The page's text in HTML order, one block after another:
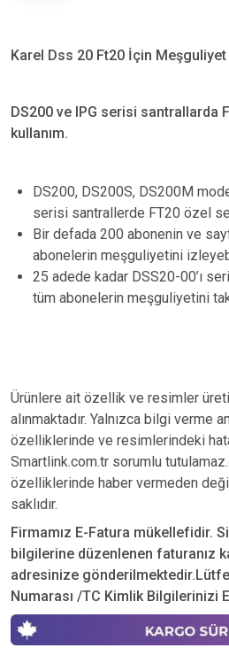
Karel Dss 20 Ft20 İçin
DS200 ve IPG serisi santrallarda
kullanım.
DS200, DS200S, DS200M
serisi santrallerde FT20 özel
Bir defada 200 abonenin ve
abonelerin meşguliyetini
25 adede kadar DSS20-00’ı
tüm abonelerin meşguliyetini
Ürünlere ait özellik ve resimler
alınmaktadır. Yalnızca bilgi verme
özelliklerinde ve resimlerindeki
Smartlink.com.tr sorumlu
özelliklerinde haber vermeden
saklıdır.
Firmamız E-Fatura mükellefidir.
bilgilerine düzenlenen faturanız
adresinize
Numarası /TC Kimlik Bilgilerinizi